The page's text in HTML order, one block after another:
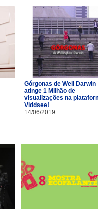
Górgonas de Well Darwin
atinge 1 Milhão de
visualizações na
Viddsee!
14/06/2019